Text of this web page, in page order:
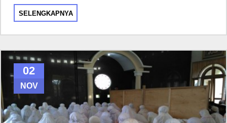
SELENGKAPNYA
02
NOV